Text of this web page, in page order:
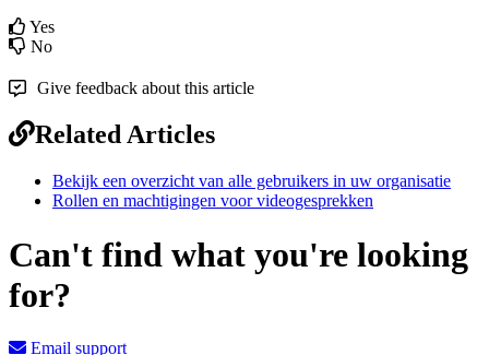
Yes
No
Give feedback about this article
Related Articles
Bekijk een overzicht van alle gebruikers in uw organisatie
Rollen en machtigingen voor videogesprekken
Can't find what you're looking
for?
Email support